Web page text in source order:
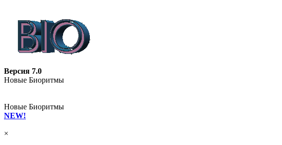
Версия 7.0
Новые Биоритмы
Новые Биоритмы
NEW!
×